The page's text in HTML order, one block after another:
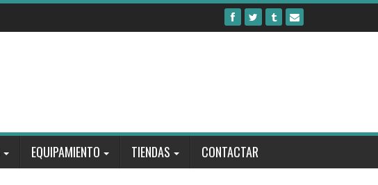
EQUIPAMIENTO TIENDAS CONTACTAR